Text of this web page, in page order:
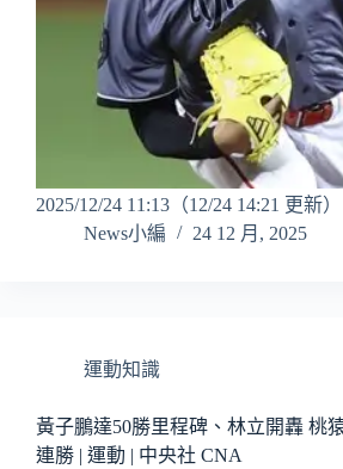
2025/12/24 11:13（12/24 14:21 更新
News小編
24 12 月, 2025
運動知識
黃子鵬達50勝里程碑、林立開轟 桃
連勝 | 運動 | 中央社 CNA